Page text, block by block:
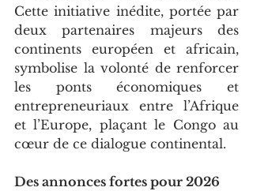
Cette initiative inédite, portée par
deux partenaires majeurs des
continents européen et africain,
symbolise la volonté de renforcer
les ponts économiques et
entrepreneuriaux entre l’Afrique
et l’Europe, plaçant le Congo au
cœur de ce dialogue continental.
Des annonces fortes pour 2026